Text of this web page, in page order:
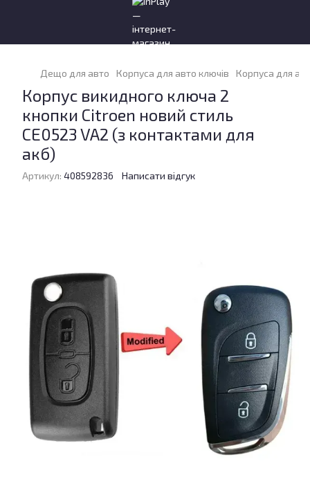
Дещо для авто Корпуса для авто ключів Корпуса для
Корпус викидного ключа 2
кнопки Citroen новий стиль
CE0523 VA2 (з контактами для
акб)
Артикул: 408592836 Написати відгук